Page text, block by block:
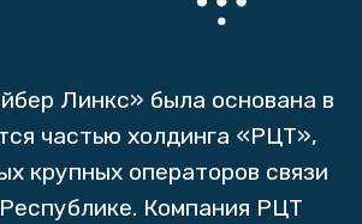
Линкс» была основана в
частью холдинга «РЦТ»,
крупных операторов связи
Компания РЦТ